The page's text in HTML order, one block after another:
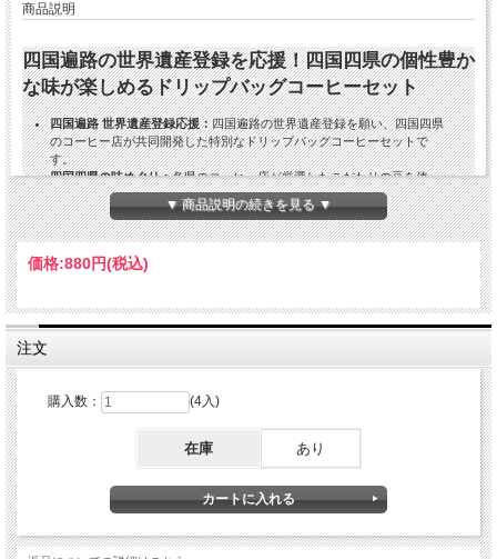
商品説明
四国遍路の世界遺産登録を応援！四国四県の個性豊か
な味が楽しめるドリップバッグコーヒーセット
四国遍路 世界遺産登録応援：四国遍路の世界遺産登録を願い、四国四県
のコーヒー店が共同開発した特別なドリップバッグコーヒーセットで
す。
四国四県の味めぐり：各県のコーヒー店が厳選したこだわりの豆を使
用。四国を巡礼するお遍路さんのように、個性豊かな四県の味をお楽し
みいただけます。
創業九十三年 徳島ブラジルコーヒー店：徳島県代表は、九十三年の歴史
で、高品質なコーヒーをお届けします。
四国四県のコーヒー店が、それぞれの個性を活かしてブレンドしたこだ
四国各地の豊かな自然と文化が育んだ、個性豊かな味わい
九十三年の歴史を持つ老舗「徳島ブラジルコーヒー店」が厳選した高品
質なコーヒー豆を使用
ドリップバッグコーヒーは、お湯とカップさえあれば、いつでもどこで
個包装になっているため、計量や器具の準備も不要。
▼ 商品説明の続きを見る ▼
価格:880円(税込)
注文
購入数： (4入)
在庫 あり